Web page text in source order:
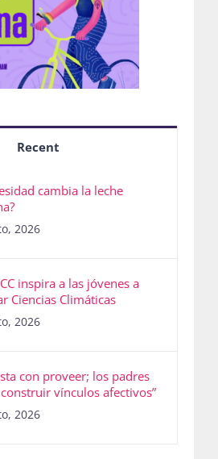
Recent
2026
Ciencias Climáticas
2026
vínculos afectivos”
2026